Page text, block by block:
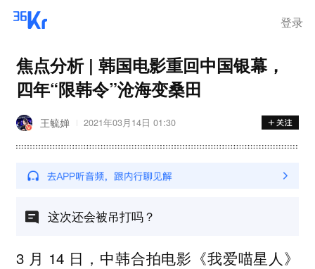
登录
焦点分析 | 韩国电影重回中国银幕，
四年“限韩令”沧海变桑田
王毓婵 2021年03月14日 01:30
这次还会被吊打吗？
3 月 14 日，中韩合拍电影《我爱喵星人》